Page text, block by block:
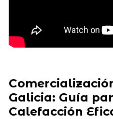
Galicia: Guía
Calefacción